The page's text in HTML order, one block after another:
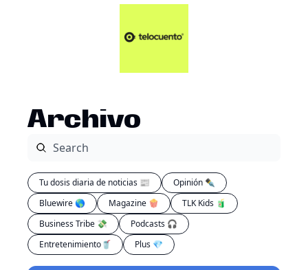
Artículos 📑
Plus 💎
Archivo
Tu dosis diaria de noticias 📰
Opinión ✒️
Bluewire 🌎
Magazine 🍿
TLK Kids 🧃
Business Tribe 💸
Podcasts 🎧
Entretenimiento🥤
Plus 💎